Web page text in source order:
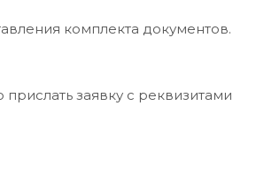
комплекта документов.
заявку с реквизитами